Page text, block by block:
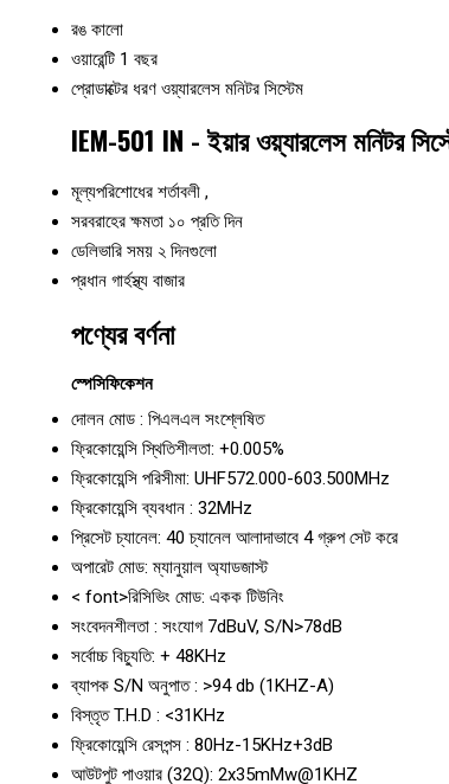
রঙ কালো
ওয়ারেন্টি 1 বছর
প্রোডাক্টের ধরণ ওয়্যারলেস মনিটর সিস্টেম
IEM-501 IN - ইয়ার ওয়্যারলেস মনিটর
মূল্যপরিশোধের শর্তাবলী ,
সরবরাহের ক্ষমতা ১০ প্রতি দিন
ডেলিভারি সময় ২ দিনগুলো
প্রধান গার্হস্থ্য বাজার
পণ্যের বর্ণনা
স্পেসিফিকেশন
দোলন মোড : পিএলএল সংশ্লেষিত
ফ্রিকোয়েন্সি স্থিতিশীলতা: +0.005%
ফ্রিকোয়েন্সি পরিসীমা: UHF572.000-603.500MHz
ফ্রিকোয়েন্সি ব্যবধান : 32MHz
প্রিসেট চ্যানেল: 40 চ্যানেল আলাদাভাবে 4 গ্রুপ সেট করে
অপারেট মোড: ম্যানুয়াল অ্যাডজাস্ট
< font>রিসিভিং মোড: একক টিউনিং
সংবেদনশীলতা : সংযোগ 7dBuV, S/N>78dB
সর্বোচ্চ বিচ্যুতি: + 48KHz
ব্যাপক S/N অনুপাত : >94 db (1KHZ-A)
বিস্তৃত T.H.D : <31KHz
ফ্রিকোয়েন্সি রেসপন্স : 80Hz-15KHz+3dB
আউটপুট পাওয়ার (32Q): 2x35mMw@1KHZ